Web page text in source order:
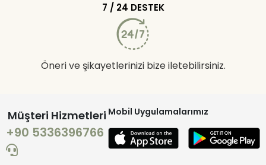
7 / 24 DESTEK
Öneri ve şikayetlerinizi bize iletebilirsiniz.
Müşteri Hizmetleri
+90 5336396766
Mobil Uygulamalarımız